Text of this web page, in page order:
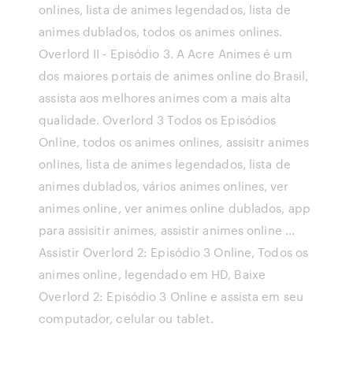
onlines, lista de animes legendados, lista de
animes dublados, todos os animes onlines.
Overlord II - Episódio 3. A Acre Animes é um
dos maiores portais de animes online do Brasil,
assista aos melhores animes com a mais alta
qualidade. Overlord 3 Todos os Episódios
Online, todos os animes onlines, assisitr animes
onlines, lista de animes legendados, lista de
animes dublados, vários animes onlines, ver
animes online, ver animes online dublados, app
para assisitir animes, assistir animes online …
Assistir Overlord 2: Episódio 3 Online, Todos os
animes online, legendado em HD, Baixe
Overlord 2: Episódio 3 Online e assista em seu
computador, celular ou tablet.